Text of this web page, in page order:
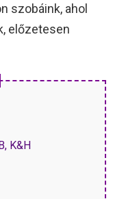
szobáink, ahol
előzetesen
K&H